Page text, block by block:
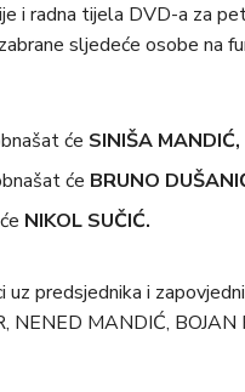
i radna tijela DVD-a za
sljedeće osobe na
će SINIŠA MANDIĆ,
će BRUNO
NIKOL SUČIĆ.
predsjednika i
NENED MANDIĆ, BOJAN